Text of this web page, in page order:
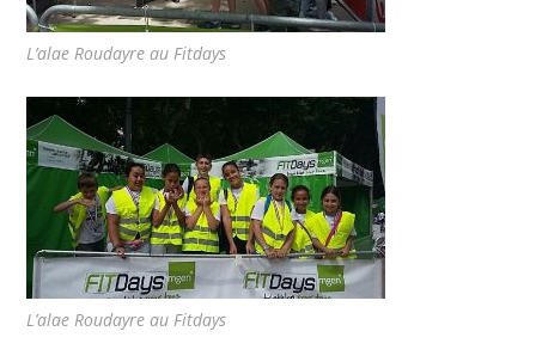
L’alae Roudayre au Fitdays
L’alae Roudayre au Fitdays